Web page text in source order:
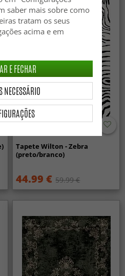
Tapete Wilton - Zebra
(preto/branco)
44.99 € 59.99 €
saber mais sobre como
tratam os seus
acima e em
NECESSÁRIO
E FECHAR